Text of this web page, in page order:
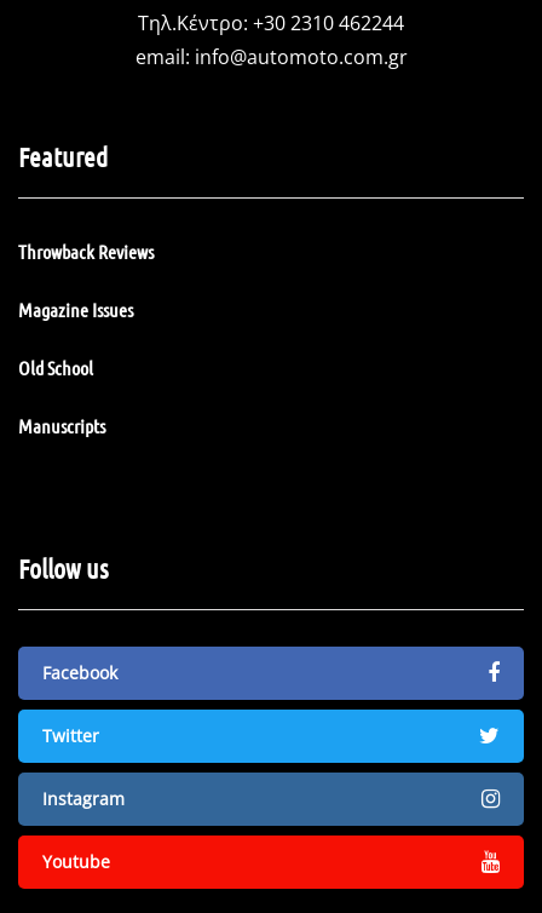
Τηλ.Κέντρο: +30 2310 462244
email: info@automoto.com.gr
Featured
Throwback Reviews
Magazine Issues
Old School
Manuscripts
Follow us
Facebook
Twitter
Instagram
Youtube